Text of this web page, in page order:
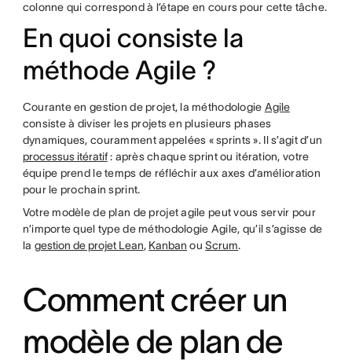
colonne qui correspond à l’étape en cours pour cette tâche.
En quoi consiste la
méthode Agile ?
Courante en gestion de projet, la méthodologie Agile
consiste à diviser les projets en plusieurs phases
dynamiques, couramment appelées « sprints ». Il s’agit d’un
processus itératif: après chaque sprint ou itération, votre
équipe prend le temps de réfléchir aux axes d’amélioration
pour le prochain sprint.
Votre modèle de plan de projet agile peut vous servir pour
n’importe quel type de méthodologie Agile, qu’il s’agisse de
la gestion de projet Lean, Kanban ouScrum.
Comment créer un
modèle de plan de